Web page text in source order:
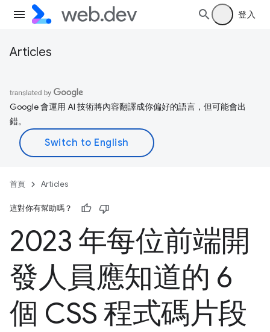
登入
Articles
Google 會運用 AI 技術將內容翻譯成你偏好的語言，但可能會出
錯。
首頁 Articles
這對你有幫助嗎？
2023 年每位前端開
發人員應知道的 6
個 CSS 程式碼片段